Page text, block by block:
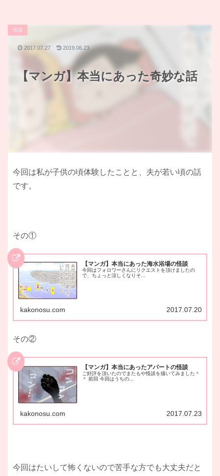
【マンガ】本当にあった奇妙な話
怪談
2017.07.27 2019.06.23
今回は私が子供の頃体験したことと、夫が若い頃の話
です。
その①
【マンガ】本当にあった海水浴場の怪談
今回はフォロワーさんにリクエストを頂けましたの
で、ちょっと涼しくなりそ...
kakonosu.com 2017.07.20
その②
【マンガ】本当にあったアパートの怪談
ご好評を頂いたのでまたもや怪談を描いてみました＾
＾ 前回 今回はうちの...
kakonosu.com 2017.07.23
今回はたいして怖くないので苦手な方でも大丈夫だと